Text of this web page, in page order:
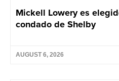
Mickell Lowery es
condado de Shelby
AUGUST 6, 2026